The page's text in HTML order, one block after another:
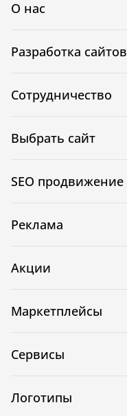
О нас
Разработка сайтов
Сотрудничество
Выбрать сайт
SEO продвижение
Реклама
Акции
Маркетплейсы
Сервисы
Логотипы